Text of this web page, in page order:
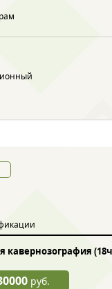
кавернозография
руб.